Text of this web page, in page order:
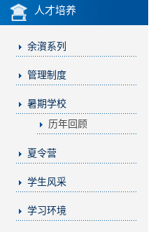
人才培养
余㵑系列
管理制度
暑期学校
历年回顾
夏令营
学生风采
学习环境